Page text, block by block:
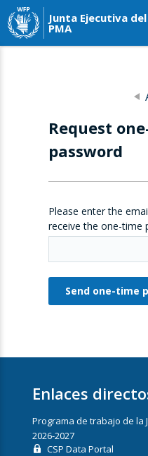
Junta Ejecutiva del
PMA
Request
password
Please enter the
receive the one-time
Enlaces
Programa de trabajo de la
2026-2027
CSP Data Portal